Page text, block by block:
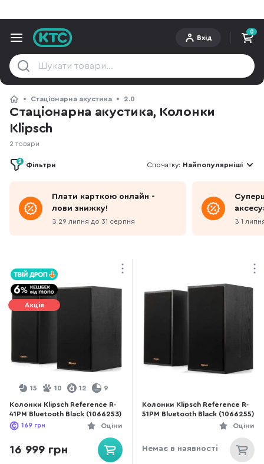
Вхід
0
Стаціонарна акустика 2.0
Плати карткою онлайн -
лови знижку!
З 29 липня до 31 серпня З 1
Стаціонарна акустика, Колонки
Klipsch
2 товари
Фільтри
2 Спочатку: Найпопулярніші
Акція
15 10 12 9
Колонки Klipsch Reference R-
41PM Bluetooth Black (1066253)
Оціни
169 грн
16 999 грн
Колонки Klipsch Reference R-
51PM Bluetooth Black (1066255)
Оціни
Немає в наявності